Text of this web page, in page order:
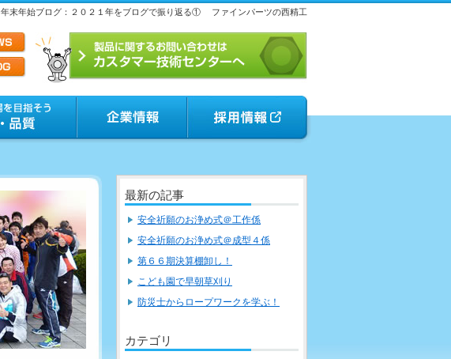
年末年始ブログ：２０２１年をブログで振り返る① ファインパーツの西精工
最新の記事
安全祈願のお浄め式＠工作係
安全祈願のお浄め式＠成型４係
第６６期決算棚卸し！
こども園で早朝草刈り
防災士からロープワークを学ぶ！
カテゴリ